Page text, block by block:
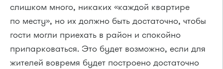
слишком много, никаких «каждой квартире
по месту», но их должно быть достаточно, чтобы
гости могли приехать в район и спокойно
припарковаться. Это будет возможно, если для
жителей вовремя будет построено достаточно